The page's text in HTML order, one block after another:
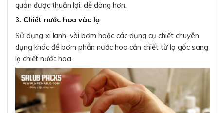
quản được thuận lợi, dễ dàng hơn.
3. Chiết nước hoa vào lọ
Sử dụng xi lanh, vòi bơm hoặc các dụng cụ chiết chuyên
dụng khác để bơm phần nước hoa cần chiết từ lọ gốc sang
lọ chiết nước hoa.